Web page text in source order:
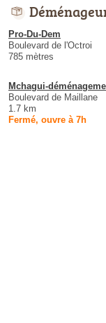
Pro-Du-Dem
Boulevard de l'Octroi
785 mètres
Mchagui-
Boulevard de Maillane
1.7 km
Fermé, ouvre à 7h